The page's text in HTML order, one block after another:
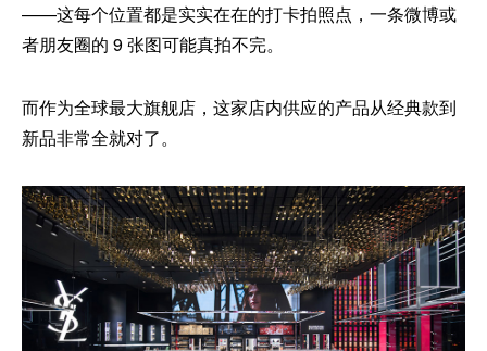
——这每个位置都是实实在在的打卡拍照点，一条微博或
者朋友圈的 9 张图可能真拍不完。
而作为全球最大旗舰店，这家店内供应的产品从经典款到
新品非常全就对了。